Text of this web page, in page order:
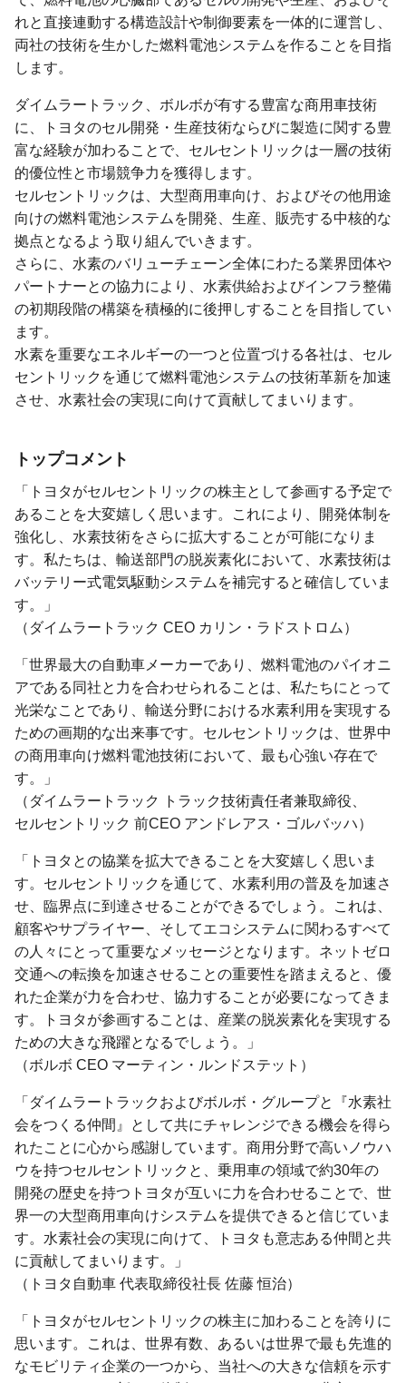
れと直接連動する構造設計や制御要素を一体的に運営し、
両社の技術を生かした燃料電池システムを作ることを目指
します。
ダイムラートラック、ボルボが有する豊富な商用車技術
に、トヨタのセル開発・生産技術ならびに製造に関する豊
富な経験が加わることで、セルセントリックは一層の技術
的優位性と市場競争力を獲得します。
セルセントリックは、大型商用車向け、およびその他用途
向けの燃料電池システムを開発、生産、販売する中核的な
拠点となるよう取り組んでいきます。
さらに、水素のバリューチェーン全体にわたる業界団体や
パートナーとの協力により、水素供給およびインフラ整備
の初期段階の構築を積極的に後押しすることを目指してい
ます。
水素を重要なエネルギーの一つと位置づける各社は、セル
セントリックを通じて燃料電池システムの技術革新を加速
させ、水素社会の実現に向けて貢献してまいります。
トップコメント
「トヨタがセルセントリックの株主として参画する予定で
あることを大変嬉しく思います。これにより、開発体制を
強化し、水素技術をさらに拡大することが可能になりま
す。私たちは、輸送部門の脱炭素化において、水素技術は
バッテリー式電気駆動システムを補完すると確信していま
す。」
（ダイムラートラック CEO カリン・ラドストロム）
「世界最大の自動車メーカーであり、燃料電池のパイオニ
アである同社と力を合わせられることは、私たちにとって
光栄なことであり、輸送分野における水素利用を実現する
ための画期的な出来事です。セルセントリックは、世界中
の商用車向け燃料電池技術において、最も心強い存在で
す。」
（ダイムラートラック トラック技術責任者兼取締役、
セルセントリック 前CEO アンドレアス・ゴルバッハ）
「トヨタとの協業を拡大できることを大変嬉しく思いま
す。セルセントリックを通じて、水素利用の普及を加速さ
せ、臨界点に到達させることができるでしょう。これは、
顧客やサプライヤー、そしてエコシステムに関わるすべて
の人々にとって重要なメッセージとなります。ネットゼロ
交通への転換を加速させることの重要性を踏まえると、優
れた企業が力を合わせ、協力することが必要になってきま
す。トヨタが参画することは、産業の脱炭素化を実現する
ための大きな飛躍となるでしょう。」
（ボルボ CEO マーティン・ルンドステット）
「ダイムラートラックおよびボルボ・グループと『水素社
会をつくる仲間』として共にチャレンジできる機会を得ら
れたことに心から感謝しています。商用分野で高いノウハ
ウを持つセルセントリックと、乗用車の領域で約30年の
開発の歴史を持つトヨタが互いに力を合わせることで、世
界一の大型商用車向けシステムを提供できると信じていま
す。水素社会の実現に向けて、トヨタも意志ある仲間と共
に貢献してまいります。」
（トヨタ自動車 代表取締役社長 佐藤 恒治）
「トヨタがセルセントリックの株主に加わることを誇りに
思います。これは、世界有数、あるいは世界で最も先進的
なモビリティ企業の一つから、当社への大きな信頼を示す